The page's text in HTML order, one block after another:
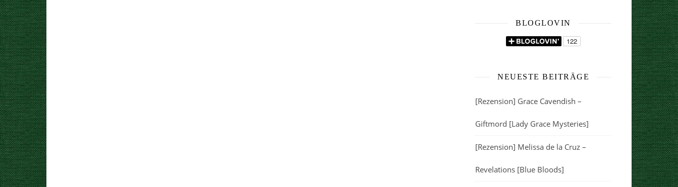
BLOGLOVIN
NEUESTE BEITRÄGE
[Rezension] Grace Cavendish –
Giftmord [Lady Grace Mysteries]
[Rezension] Melissa de la Cruz –
Revelations [Blue Bloods]